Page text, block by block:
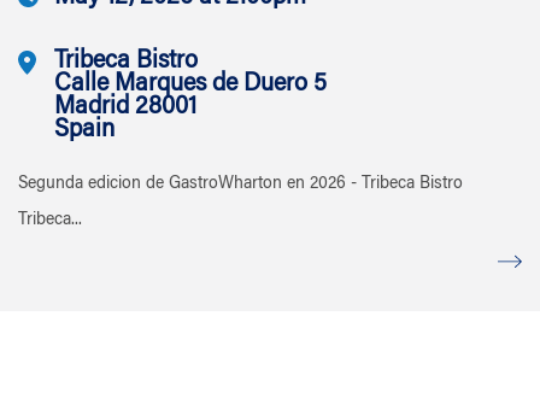
Tribeca Bistro
Calle Marques de Duero 5
Madrid 28001
Spain
Segunda edicion de GastroWharton en 2026 - Tribeca Bistro
Tribeca...